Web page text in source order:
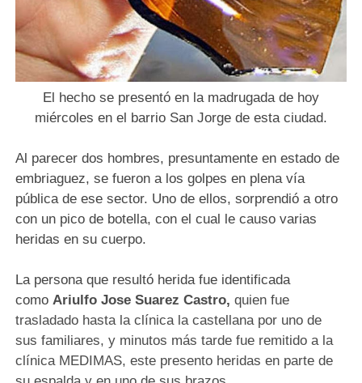
El hecho se presentó en la madrugada de hoy
miércoles en el barrio San Jorge de esta ciudad.
Al parecer dos hombres, presuntamente en estado de
embriaguez, se fueron a los golpes en plena vía
pública de ese sector. Uno de ellos, sorprendió a otro
con un pico de botella, con el cual le causo varias
heridas en su cuerpo.
La persona que resultó herida fue identificada
comoAriulfo Jose Suarez Castro,quien fue
trasladado hasta la clínica la castellana por uno de
sus familiares, y minutos más tarde fue remitido a la
clínica MEDIMAS, este presento heridas en parte de